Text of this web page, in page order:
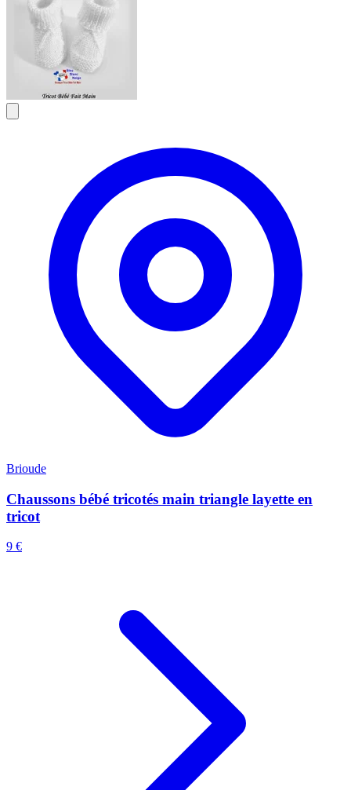
Brioude
Chaussons bébé tricotés main triangle layette en
tricot
9 €